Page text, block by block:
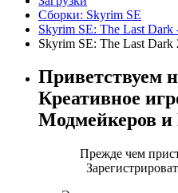
Сборки: Skyrim SE
Skyrim SE: The Last Dark
Skyrim SE: The Last
Приветствуем
Креативное
Модмейкеров
Прежде чем